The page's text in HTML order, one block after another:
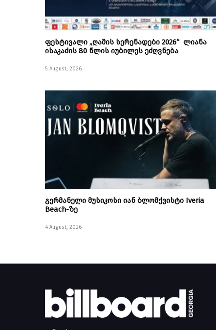
ფესტივალი „ღამის სერენადები 2026“ ლიანა
ისაკაძის 80 წლის იუბილეს ეძღვნება
5 August, 2026
გერმანელი მუსიკოსი იან ბლომქვისტი Iveria
Beach-ზე
4 August, 2026